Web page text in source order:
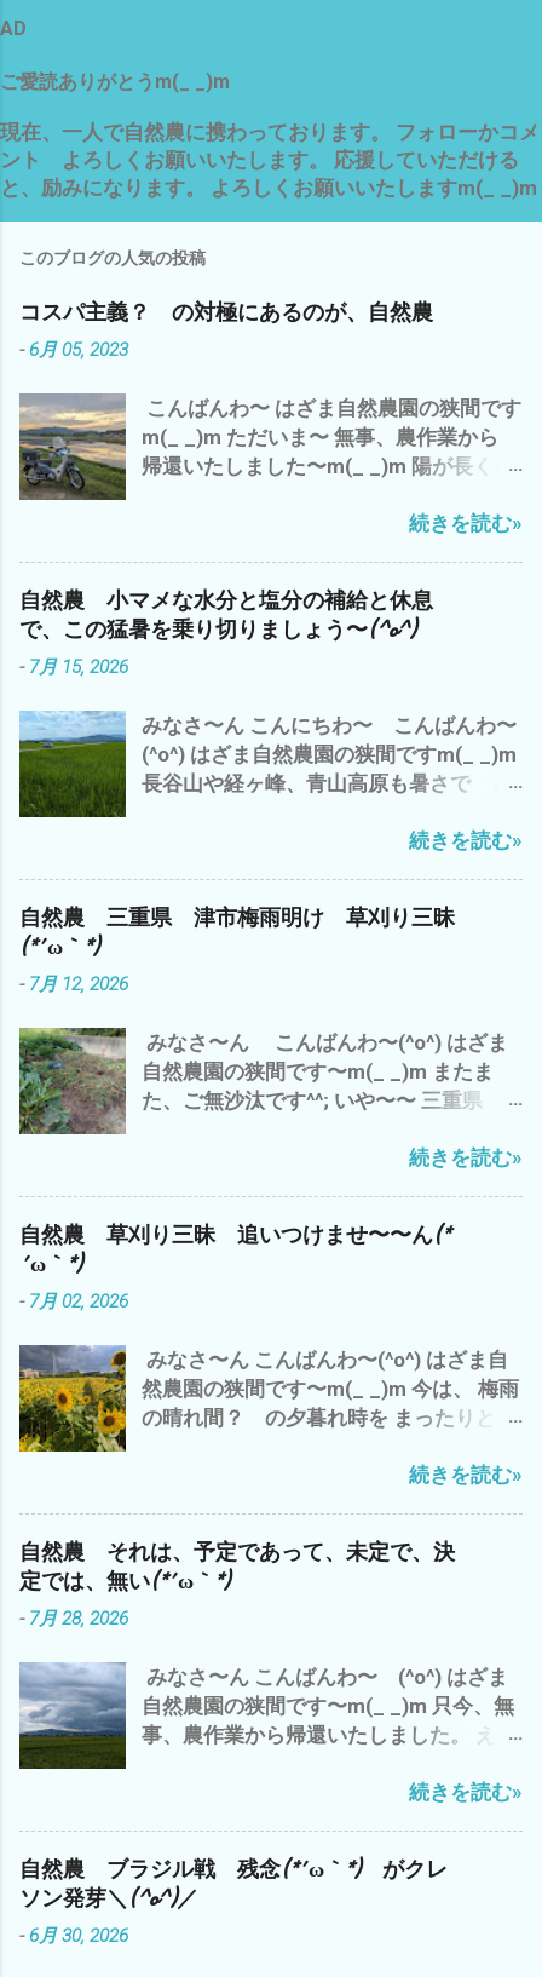
AD
ご愛読ありがとうm(_ _)m
現在、一人で自然農に携わっております。 フォローかコメ
ント よろしくお願いいたします。 応援していただける
と、励みになります。 よろしくお願いいたしますm(_ _)m
このブログの人気の投稿
コスパ主義？ の対極にあるのが、自然農
-6月 05, 2023
こんばんわ〜 はざま自然農園の狭間です
m(_ _)m ただいま〜 無事、農作業から
帰還いたしました〜m(_ _)m 陽が長くな
(・∀・) でも、 空気は、少し重く お天気
診のバイトを午前中に完了させ、 早く、
大人になりたいか？ 子供のまま のほ
うがイイのか？ - 6月 04, 2023 午後から
の誘導や補修など ジャンボニンニク も、
一部 収穫 これは、来年の種芋に^^; や
っぱ、 夕方になると、 藪蚊が〜(*´ω｀*)
^^; 最近の流行りの言葉？ で、 「コスパ
が高い 」 って言葉 パフォーマンス＝成
果 ÷ コスト＝物を生産するのにかかる費
用。原価 つまり、 成果と生産量の対比が
化できます が 来年 １０年後 いや、孫
の代まで と なると？ そ〜 単純に結
果がでる ＝計算 ＝割り切れる ものな
りや野菜達のお世話 って？ 今のところ
何の 生産性＝収穫も 無い(*´ω｀*) その
結果だけでは、 コスパは、 ０ゼロ 最低
って ことに(*´ω｀*) なので、 自然農っ
意味？ - 6月 04, 2023 って ことね^^; や
っぱ、 自然農は、 土作り ３年 技術・経
験 は、どのくらいか？ １０年か？ 数値
^^; 世の中、 効率ばかりでは、 人生 豊
かには、・・・・ だと^^; 追伸 今、フト
気づいたのです が、 嫌なことを、嫌な気
分で やること ＝ イヤイヤながら 仕方
やっぱ、 好きなことを、 好きな人達と
好きなところで、 好きなように やるの
が、 一番 コスパが 高いと 思います デス
続きを読む»
自然農 小マメな水分と塩分の補給と休息
で、この猛暑を乗り切りましょう〜(^o^)
- 7月 15, 2026
みなさ〜ん こんにちわ〜 こんばんわ〜
(^o^) はざま自然農園の狭間ですm(_ _)m
長谷山や経ヶ峰、青山高原も暑さで ど
や〜 三重県 津市では、 梅雨明けから
も 滅入るが、 猛暑も・・・・・・・・
(*´ω｀*) ところで、 わたしゃ〜 相変わら
ゃんの夏休みの昆虫採集のコレクショ
ン・ω・ 連日の暑さで 夏バテぎみ(*´ω
｀*) で、 トイレの水 がぶ飲み(*´ω｀*)
熱中症にご注意して、 この夏を 乗り切
りましょ〜(^o^) では、 また
続きを読む»
自然農 三重県 津市梅雨明け 草刈り三昧
(*´ω｀*)
- 7月 12, 2026
みなさ〜ん こんばんわ〜(^o^) はざま
自然農園の狭間です〜m(_ _)m またま
た、ご無沙汰です^^; いや〜〜 三重県
ゃ〜 シルバーさんの依頼の草刈り&自分
は、草刈り三昧(*´ω｀*) もちろん、今日
も 雲出C自然農園にて草刈り デカ(*´ω
雨明け で 第一弾 梅干し ミナミヌマ
エビ 抱卵 メス 捕獲^^; シルバーさん
の草刈り 完了＼(^o^)／ 明日もまた、シ
予定^^; ガス検診 完了＼(^o^)／ ってな
わけで、ご報告まで^^; それでは、 皆様
も、梅雨明け 30℃超え(*´ω｀*) 熱中症
にご注意して、 自然農を楽しみましょ
う〜(^o^) では、 また
続きを読む»
自然農 草刈り三昧 追いつけませ〜〜ん(*
´ω｀*)
- 7月 02, 2026
みなさ〜ん こんばんわ〜(^o^) はざま自
然農園の狭間です〜m(_ _)m 今は、 梅雨
の晴れ間？ の夕暮れ時を まったりと、
リード・ギターの鳴き 最高です(^o^) 今
は、雨 長谷山も雨雲に 半分隠れて(*´ω
｀*) 午後から やっと 日差しが(^o^)
で、 わたしゃ〜 シルバーさんの草刈りの
り、詰めるほうが・・・・・・・ で、 雲
出C自然農園のズッキーニの畝周辺の草
刈り 黒小玉スイカの畝も 通路も も〜 草
まっ ほどほど 適当に みなさんも、
自然農を 楽しみましょう〜(^o^) マヨち
ゃん、今 我が家に侵入した 地域猫？
との 睨み合い中^^; では、 また
続きを読む»
自然農 それは、予定であって、未定で、決
定では、無い(*´ω｀*)
- 7月 28, 2026
みなさ〜ん こんばんわ〜 (^o^) はざま
自然農園の狭間です〜m(_ _)m 只今、無
事、農作業から帰還いたしました。 え〜
前中は、猛暑 で、 午後から 嵐のよ
の夕立 雨 でした が、 今日の夕立は、
チョッと 日本離れした夕立？ 雨 雨雲
が・・・・・・・ 抜けたと 思ったら ま
続きを読む»
自然農 ブラジル戦 残念(*´ω｀*) がクレ
ソン発芽＼(^o^)／
-6月 30, 2026